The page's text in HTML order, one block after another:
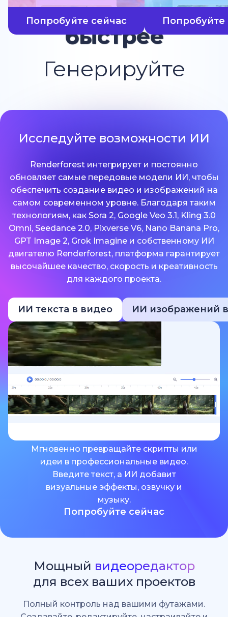
Попробуйте сейчас Попробуйте
Генерируйте
быстрее
Исследуйте возможности ИИ
Renderforest интегрирует и постоянно
обновляет самые передовые модели ИИ, чтобы
обеспечить создание видео и изображений на
самом современном уровне. Благодаря таким
технологиям, как Sora 2, Google Veo 3.1, Kling 3.0
Omni, Seedance 2.0, Pixverse V6, Nano Banana Pro,
GPT Image 2, Grok Imagine и собственному ИИ
двигателю Renderforest, платформа гарантирует
высочайшее качество, скорость и креативность
для каждого проекта.
ИИ текста в видео ИИ изображений
Мгновенно превращайте скрипты или
идеи в профессиональные видео.
Введите текст, а ИИ добавит
визуальные эффекты, озвучку и
музыку.
Попробуйте сейчас
Мощный видеоредактор
для всех ваших проектов
Полный контроль над вашими футажами.